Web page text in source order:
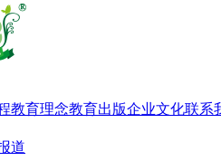
教育理念教育出版企业文化联系
道